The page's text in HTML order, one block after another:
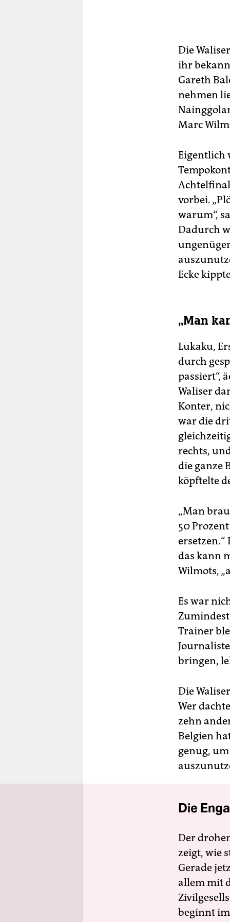
Die
ihr
Gareth
nehmen
Marc
Eigentlich
vorbei.
warum“,
Dadurch
Ecke
„Man
Lukaku,
durch
passiert“,
Waliser
Konter,
war die
rechts,
die ganze
köpftelte
„Man
50
das kann
Wilmots,
Es war
Trainer
bringen,
Die
Wer
zehn
Belgien
genug,
Die
Der
zeigt, wie
Gerade
allem mit
beginnt